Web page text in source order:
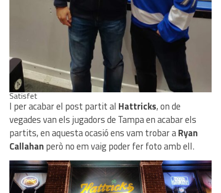
Satisfet
I per acabar el post partit al Hattricks, on de
vegades van els jugadors de Tampa en acabar els
partits, en aquesta ocasió ens vam trobar aRyan
Callahan però no em vaig poder fer foto amb ell.